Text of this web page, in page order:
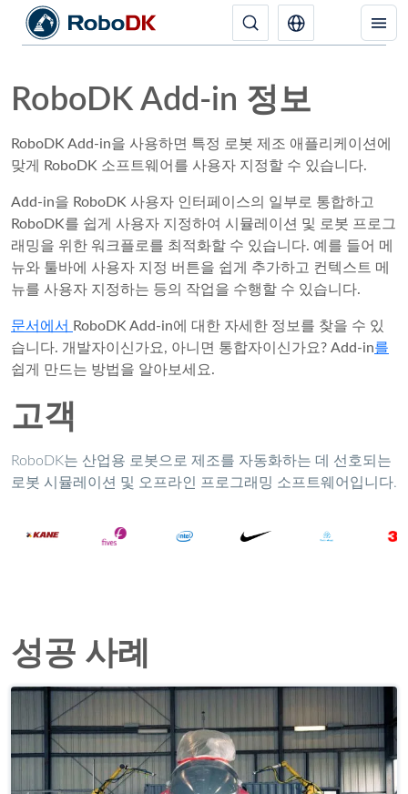
RoboDK Add-in 정보
RoboDK Add-in을 사용하면 특정 로봇 제조 애플리케이션에
맞게 RoboDK 소프트웨어를 사용자 지정할 수 있습니다.
Add-in을 RoboDK 사용자 인터페이스의 일부로 통합하고
RoboDK를 쉽게 사용자 지정하여 시뮬레이션 및 로봇 프로그
래밍을 위한 워크플로를 최적화할 수 있습니다. 예를 들어 메
뉴와 툴바에 사용자 지정 버튼을 쉽게 추가하고 컨텍스트 메
뉴를 사용자 지정하는 등의 작업을 수행할 수 있습니다.
문서에서
RoboDK Add-in에 대한 자세한 정보를 찾을 수 있
습니다. 개발자이신가요, 아니면 통합자이신가요? Add-in를
쉽게 만드는 방법을 알아보세요.
고객
RoboDK는 산업용 로봇으로 제조를 자동화하는 데 선호되는
로봇 시뮬레이션 및 오프라인 프로그래밍 소프트웨어입니다.
성공 사례